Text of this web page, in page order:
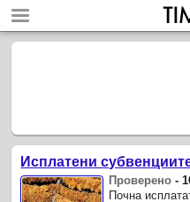
Исплатени
Проверено -
Почна